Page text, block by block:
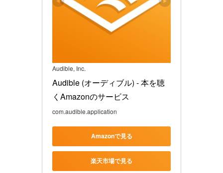
Audible, Inc.
Audible (オーディブル) - 本を聴
くAmazonのサービス
com.audible.application
Amazonで見る
楽天市場で見る